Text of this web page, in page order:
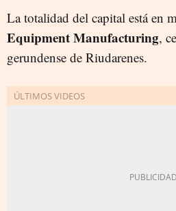
La totalidad del capital está en
EquipmentManufacturing,
gerundense de Riudarenes.